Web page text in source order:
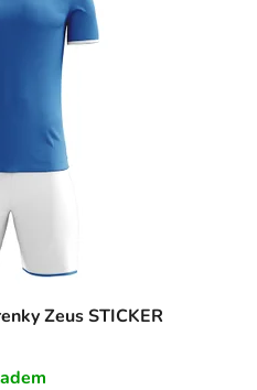
Zeus STICKER